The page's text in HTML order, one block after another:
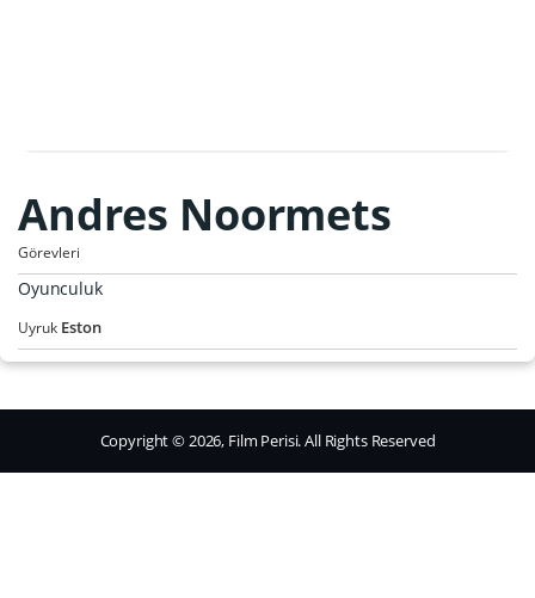
Andres Noormets
Görevleri
Oyunculuk
Uyruk Eston
Copyright © 2026, Film Perisi. All Rights Reserved